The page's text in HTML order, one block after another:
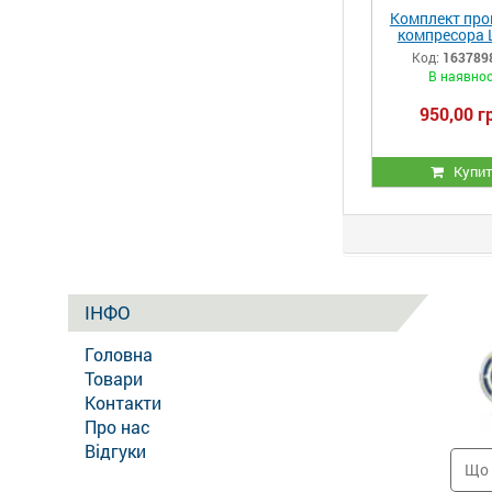
Комплект
компресора
ЛТ100
Код:
В
950,00
ІНФО
Головна
Товари
Контакти
Про нас
Відгуки